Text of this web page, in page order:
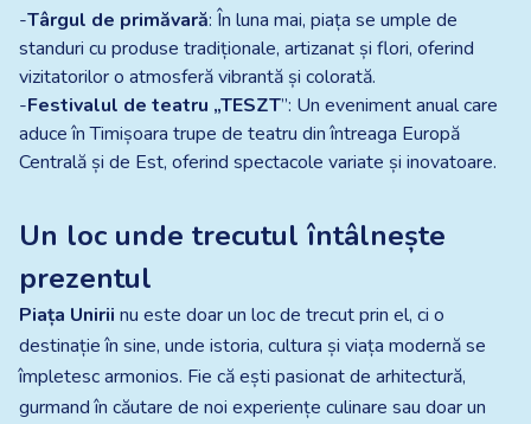
-Târgul de primăvară: În luna mai, piața se umple de
standuri cu produse tradiționale, artizanat și flori, oferind
vizitatorilor o atmosferă vibrantă și colorată.​
-Festivalul de teatru „TESZT”: Un eveniment anual care
aduce în Timișoara trupe de teatru din întreaga Europă
Centrală și de Est, oferind spectacole variate și inovatoare.​
Un loc unde trecutul întâlnește
prezentul
Piața Unirii nu este doar un loc de trecut prin el, ci o
destinație în sine, unde istoria, cultura și viața modernă se
împletesc armonios. Fie că ești pasionat de arhitectură,
gurmand în căutare de noi experiențe culinare sau doar un